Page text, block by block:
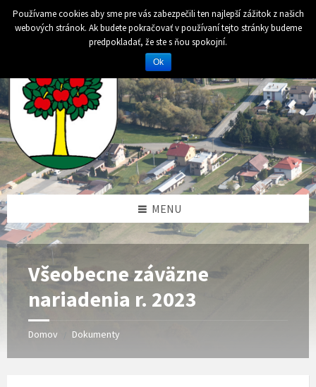
Preskočiť
obsah
Preskočiť
ľavý
Preskočiť
pravý
Preskočiť
pätičku
MENU
Všeobecne záväzne
nariadenia r. 2023
Domov Dokumenty
Používame cookies aby sme pre vás zabezpečili ten najlepší zážitok z našich
webových stránok. Ak budete pokračovať v používaní tejto stránky budeme
predpokladať, že ste s ňou spokojní.
Ok